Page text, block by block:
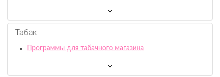
Табак
Программы для табачного магазина